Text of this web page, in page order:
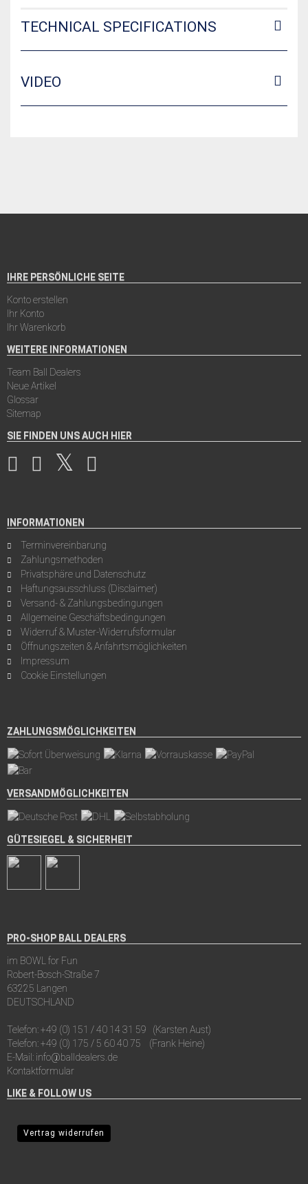
TECHNICAL SPECIFICATIONS
VIDEO
IHRE PERSÖNLICHE SEITE
Konto erstellen
Ihr Konto
Ihr Warenkorb
WEITERE INFORMATIONEN
Team Ball Dealers
Neue Artikel
Glossar
Sitemap
SIE FINDEN UNS AUCH HIER
INFORMATIONEN
Terminvereinbarung
Zahlungsmethoden
Privatsphäre und Datenschutz
Haftungsausschluss (Disclaimer)
Versand- & Zahlungsbedingungen
Allgemeine Geschäftsbedingungen
Widerruf & Muster-Widerrufsformular
Öffnungszeiten & Anfahrtsmöglichkeiten
Impressum
Cookie Einstellungen
ZAHLUNGSMÖGLICHKEITEN
VERSANDMÖGLICHKEITEN
GÜTESIEGEL & SICHERHEIT
PRO-SHOP BALL DEALERS
im BOWL for Fun
Robert-Bosch-Straße 7
63225 Langen
DEUTSCHLAND
Telefon:+49 (0) 151 / 40 14 31 59
(Karsten Aust)
Telefon:+49 (0) 175 / 5 60 40 75
(Frank Heine)
E-Mail: info@balldealers.de
Kontaktformular
LIKE & FOLLOW US
Vertrag widerrufen